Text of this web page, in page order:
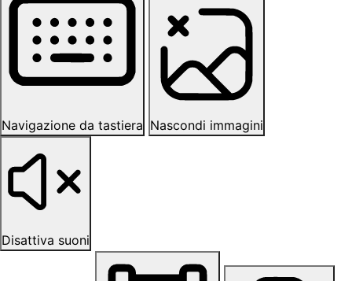
Navigazione da tastiera Nascondi immagini
Disattiva suoni